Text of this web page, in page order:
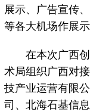
展示、广告宣传
等各大机场作展示
在本次广西创
术局组织广西对
技产业运营有限
司、北海石基信